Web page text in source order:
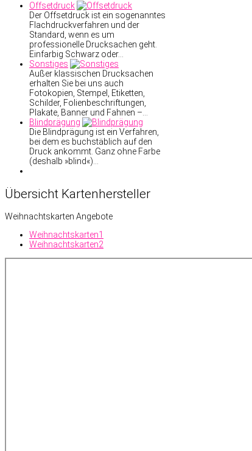
Offsetdruck
Der Offsetdruck ist ein sogenanntes
Flachdruckverfahren und der
Standard, wenn es um
professionelle Drucksachen geht.
Einfarbig Schwarz oder…
Sonstiges
Außer klassischen Drucksachen
erhalten Sie bei uns auch
Fotokopien, Stempel, Etiketten,
Schilder, Folienbeschriftungen,
Plakate, Banner und Fahnen –…
Blindprägung
Die Blindprägung ist ein Verfahren,
bei dem es buchstäblich auf den
Druck ankommt. Ganz ohne Farbe
(deshalb »blind«)…
Übersicht Kartenhersteller
Weihnachtskarten Angebote
Weihnachtskarten1
Weihnachtskarten2